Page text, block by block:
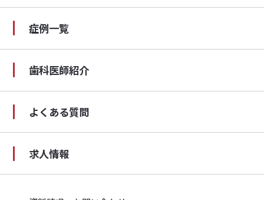
入れ歯・義歯
口腔外科（親知らず・顎関節症）
矯正料金表
矯正治療Q&A
EMSエアフロー
スポーツマウスガード
症例一覧
歯科医師紹介
よくある質問
求人情報